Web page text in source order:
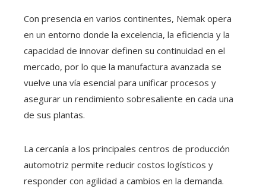
Con presencia en varios continentes, Nemak opera
en un entorno donde la excelencia, la eficiencia y la
capacidad de innovar definen su continuidad en el
mercado, por lo que la manufactura avanzada se
vuelve una vía esencial para unificar procesos y
asegurar un rendimiento sobresaliente en cada una
de sus plantas.
La cercanía a los principales centros de producción
automotriz permite reducir costos logísticos y
responder con agilidad a cambios en la demanda.